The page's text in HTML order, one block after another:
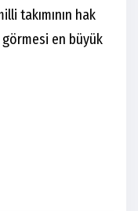
takımının hak
en büyük